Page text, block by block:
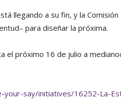
llegando a su fin, y la
para diseñar la próxima.
próximo 16 de julio a
say/initiatives/16252-La-